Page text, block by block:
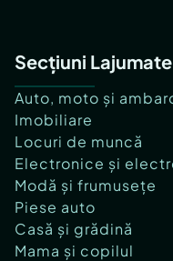
Secțiuni Lajumate
Auto, moto și
Imobiliare
Locuri de muncă
Electronice și
Modă și frumusețe
Piese auto
Casă și grădină
Mama și copilul